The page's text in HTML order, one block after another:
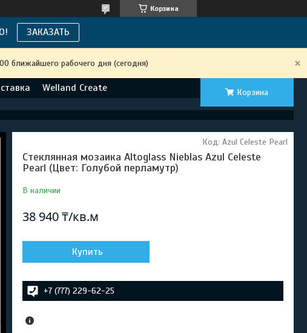
Корзина
ЗАКАЗАТЬ
ближайшего рабочего дня (сегодня)
Welland Create Корзина
Стеклянная мозаика Altoglass Nieblas Azul Celeste
Pearl (Цвет: Голубой перламутр)
В наличии
Код: Azul Celeste Pearl
38 940 ₸/кв.м
Купить
+7 (777) 229-62-25